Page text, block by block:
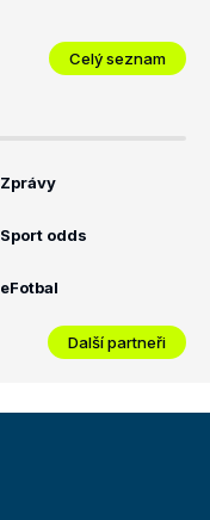
Celý seznam
Zprávy
Sport odds
eFotbal
Další partneři